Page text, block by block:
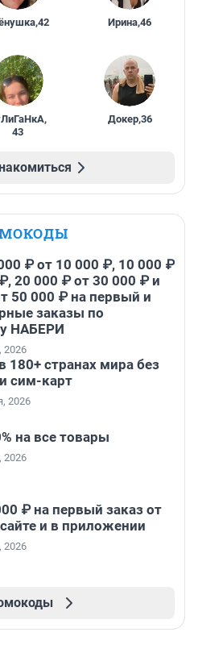
,42 Ирина,46
,
43
Докер,36
₽ от 10 000 ₽, 10 000 ₽
20 000 ₽ от 30 000 ₽ и
50 000 ₽ на первый и
заказы по
НАБЕРИ
2026
180+ странах мира без
сим-карт
2026
на все товары
2026
₽ на первый заказ от
и в приложении
2026